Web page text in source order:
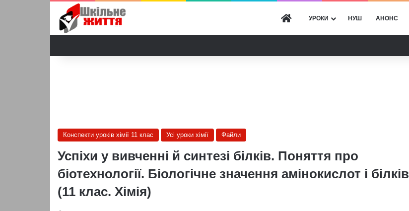
ГОЛОВНА
УРОКИ НУШ АНОНС
Конспекти уроків хімії 11 клас Усі уроки хімії Файли
Успіхи у вивченні й синтезі білків. Поняття про
біотехнології. Біологічне значення амінокислот і білків
(11 клас. Хімія)